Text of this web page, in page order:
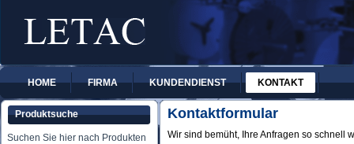
HOME FIRMA KUNDENDIENST KONTAKT
Produktsuche
Suchen Sie hier nach Produkten
Kontaktformular
Wir sind bemüht, Ihre Anfragen so schnell